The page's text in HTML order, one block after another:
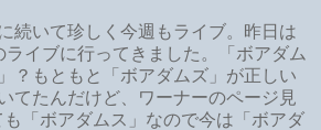
続いて珍しく今週もライブ。昨日は
イブに行ってきました。「ボアダム
？もともと「ボアダムズ」が正しい
てたんだけど、ワーナーのページ見
「ボアダムス」なので今は「ボアダ